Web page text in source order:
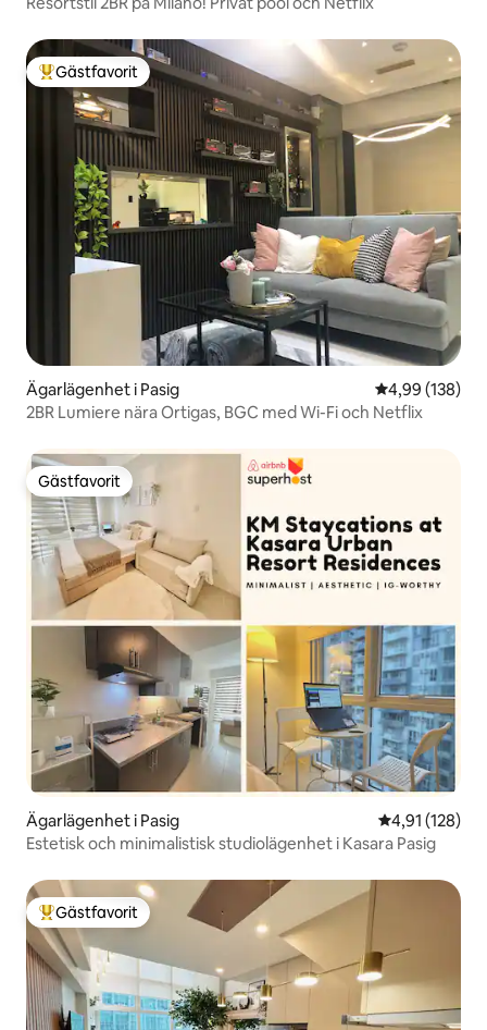
Populär gästfavorit
Gästfavorit
Ägarlägenhet i Pasig 4,99 av 5 i
4,99 (138)
2BR Lumiere nära Ortigas, BGC med Wi-Fi och Netflix
Gästfavorit
Gästfavorit
Ägarlägenhet i Pasig 4,91 av 5 i
4,91 (128)
Estetisk och minimalistisk studiolägenhet i Kasara Pasig
Populär gästfavorit
Gästfavorit